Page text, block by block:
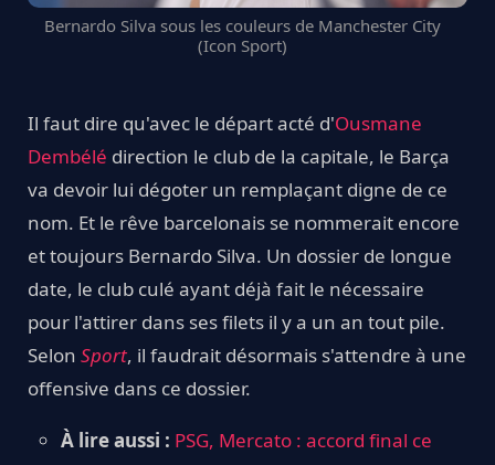
Bernardo Silva sous les couleurs de Manchester City
(Icon Sport)
Il faut dire qu'avec le départ acté d'Ousmane
Dembélé direction le club de la capitale, le Barça
va devoir lui dégoter un remplaçant digne de ce
nom. Et le rêve barcelonais se nommerait encore
et toujours Bernardo Silva. Un dossier de longue
date, le club culé ayant déjà fait le nécessaire
pour l'attirer dans ses filets il y a un an tout pile.
Selon Sport, il faudrait désormais s'attendre à une
offensive dans ce dossier.
À lire aussi : PSG, Mercato : accord final ce